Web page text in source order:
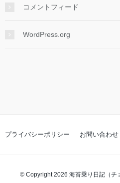
コメントフィード
WordPress.org
プライバシーポリシー お問い合わせ
© Copyright 2026 海苔乗り日記（チ